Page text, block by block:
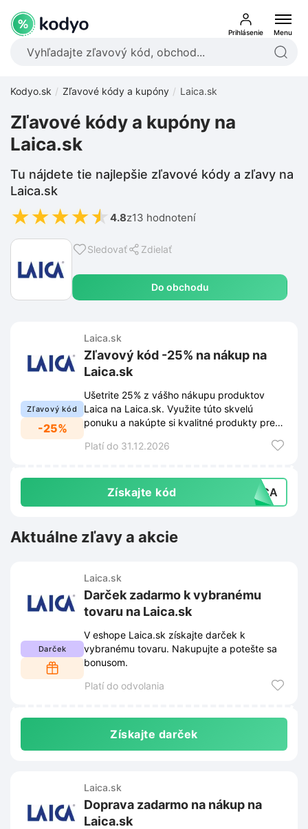
Prihlásenie Menu
Kodyo.sk Zľavové kódy a kupóny Laica.sk
Sledovať Zdielať
Do obchodu
Zľavové kódy a kupóny na
Laica.sk
Tu nájdete tie najlepšie zľavové kódy a zľavy na
Laica.sk
★★★★★ 4.8z13 hodnotení
Zľavový kód
-25%
Laica.sk
Zľavový kód -25% na nákup na
Laica.sk
Ušetrite 25% z vášho nákupu produktov
Laica na Laica.sk. Využite túto skvelú
ponuku a nakúpte si kvalitné produkty pre
Platí do 31.12.2026
Získajte kód AICA
Aktuálne zľavy a akcie
Darček
Laica.sk
Darček zadarmo k vybranému
tovaru na Laica.sk
V eshope Laica.sk získajte darček k
vybranému tovaru. Nakupujte a potešte sa
bonusom.
Platí do odvolania
Získajte darček
Laica.sk
Doprava zadarmo na nákup na
Laica.sk